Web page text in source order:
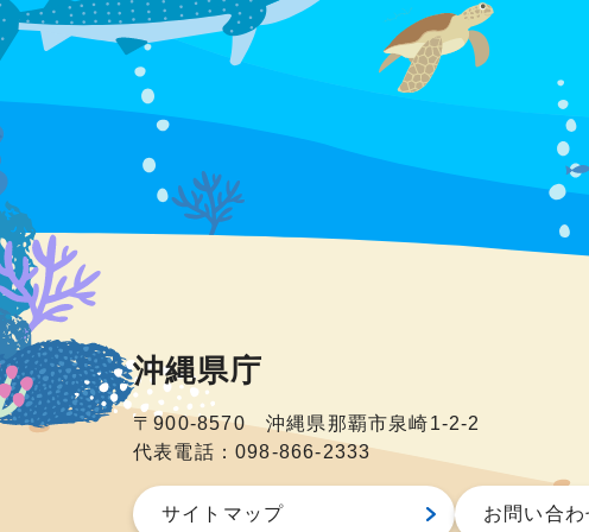
沖縄県庁
〒900-8570 沖縄県那覇市泉崎1-2-2
代表電話：098-866-2333
サイトマップ お問い合わ